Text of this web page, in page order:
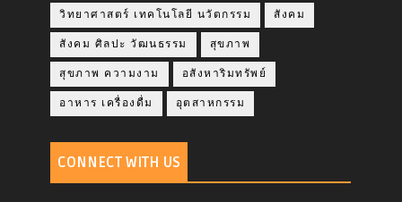
วิทยาศาสตร์ เทคโนโลยี นวัตกรรม สังคม
สังคม ศิลปะ วัฒนธรรม สุขภาพ
สุขภาพ ความงาม อสังหาริมทรัพย์
อาหาร เครื่องดื่ม อุตสาหกรรม
CONNECT WITH US